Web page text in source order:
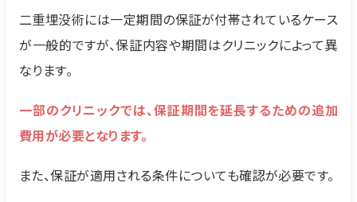
二重埋没術には一定期間の保証が付帯されているケース
が一般的ですが、保証内容や期間はクリニックによって異
なります。
一部のクリニックでは、保証期間を延長するための追加
費用が必要となります。
また、保証が適用される条件についても確認が必要です。